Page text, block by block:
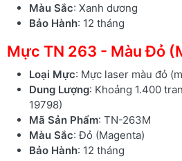
Màu Sắc: Xanh dương
Bảo Hành: 12 tháng
Mực TN 263 - Màu Đỏ
Loại Mực: Mực laser màu đỏ
Dung Lượng: Khoảng 1.400
19798)
Mã Sản Phẩm: TN-263M
Màu Sắc: Đỏ (Magenta)
Bảo Hành: 12 tháng